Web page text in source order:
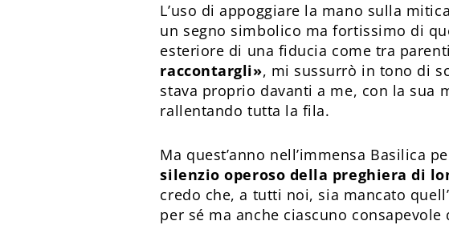
L’uso di appoggiare la mano sulla
un segno simbolico ma fortissimo di
esteriore di una fiducia come tra
raccontargli», mi sussurrò in tono di
stava proprio davanti a me, con la sua
rallentando tutta la fila.
Ma quest’anno nell’immensa Basilica
silenzio operoso della preghiera di
credo che, a tutti noi, sia mancato
per sé ma anche ciascuno